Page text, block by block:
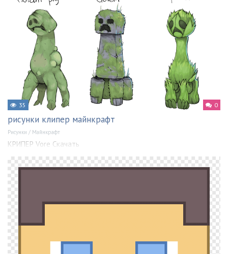
35 0
рисунки клипер майнкрафт
Рисунки / Майнкрафт
КРИПЕР Vore Скачать